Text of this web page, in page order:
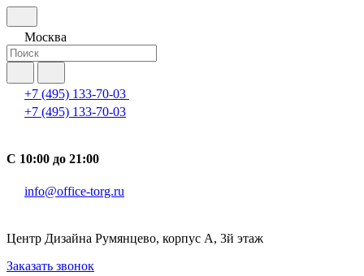
Москва
+7 (495) 133-70-03
+7 (495) 133-70-03
С 10:00 до 21:00
info@office-torg.ru
Центр Дизайна Румянцево, корпус А, 3й этаж
Заказать звонок